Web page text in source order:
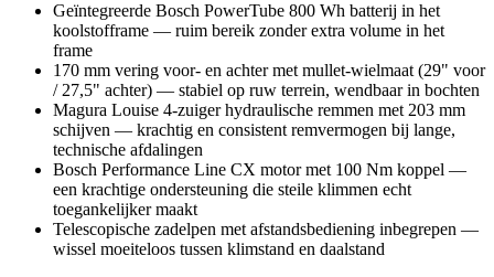
Geïntegreerde Bosch PowerTube 800 Wh batterij in het
koolstofframe — ruim bereik zonder extra volume in het
frame
170 mm vering voor- en achter met mullet-wielmaat (29" voor
/ 27,5" achter) — stabiel op ruw terrein, wendbaar in bochten
Magura Louise 4-zuiger hydraulische remmen met 203 mm
schijven — krachtig en consistent remvermogen bij lange,
technische afdalingen
Bosch Performance Line CX motor met 100 Nm koppel —
een krachtige ondersteuning die steile klimmen echt
toegankelijker maakt
Telescopische zadelpen met afstandsbediening inbegrepen —
wissel moeiteloos tussen klimstand en daalstand